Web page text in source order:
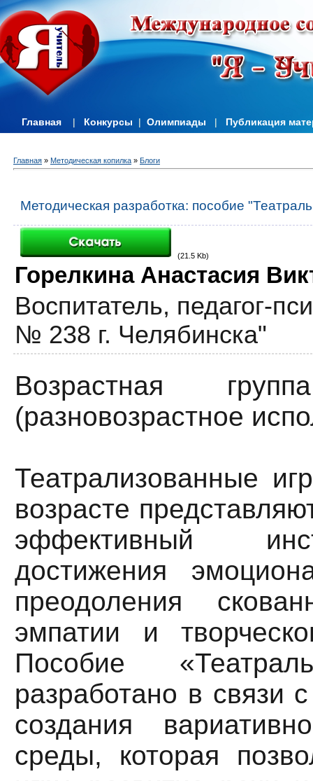
Главная | Конкурсы | Олимпиады | Публикация
Главная » Методическая копилка » Блоги
Методическая разработка: пособие
(21.5 Kb)
Горелкина Анастасия
Воспитатель, педагог-
№ 238 г. Челябинска"
Возрастная
(разновозрастное
Театрализованные
возрасте
эффективный
достижения
преодоления
эмпатии и
Пособие
разработано в связи
создания
среды, которая